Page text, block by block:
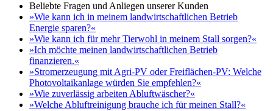
Beliebte Fragen und Anliegen unserer Kunden
»Wie kann ich in meinem landwirtschaftlichen Betrieb
Energie sparen?«
»Wie kann ich für mehr Tierwohl in meinem Stall sorgen?«
»Ich möchte meinen landwirtschaftlichen Betrieb
finanzieren.«
»Stromerzeugung mit Agri-PV oder Freiflächen-PV: Welche
Photovoltaikanlage würden Sie empfehlen?«
»Wie zuverlässig arbeiten Abluftwäscher?«
»Welche Abluftreinigung brauche ich für meinen Stall?«